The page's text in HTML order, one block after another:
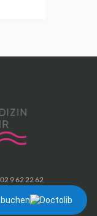
9 62 22 62